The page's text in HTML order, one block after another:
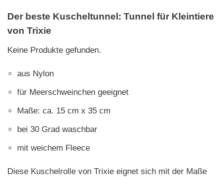
Der beste Kuscheltunnel: Tunnel für Kleintiere
von Trixie
Keine Produkte gefunden.
aus Nylon
für Meerschweinchen geeignet
Maße: ca. 15 cm x 35 cm
bei 30 Grad waschbar
mit weichem Fleece
Diese Kuschelrolle von Trixie eignet sich mit der Maße